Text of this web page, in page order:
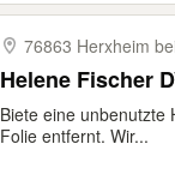
76863 Herxheim
Biete eine unbenutzte
Folie entfernt. Wir...